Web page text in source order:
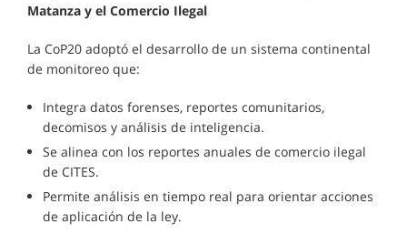
Matanza y el Comercio Ilegal
La CoP20 adoptó el desarrollo de un sistema continental
de monitoreo que:
Integra datos forenses, reportes comunitarios,
decomisos y análisis de inteligencia.
Se alinea con los reportes anuales de comercio ilegal
de CITES.
Permite análisis en tiempo real para orientar acciones
de aplicación de la ley.